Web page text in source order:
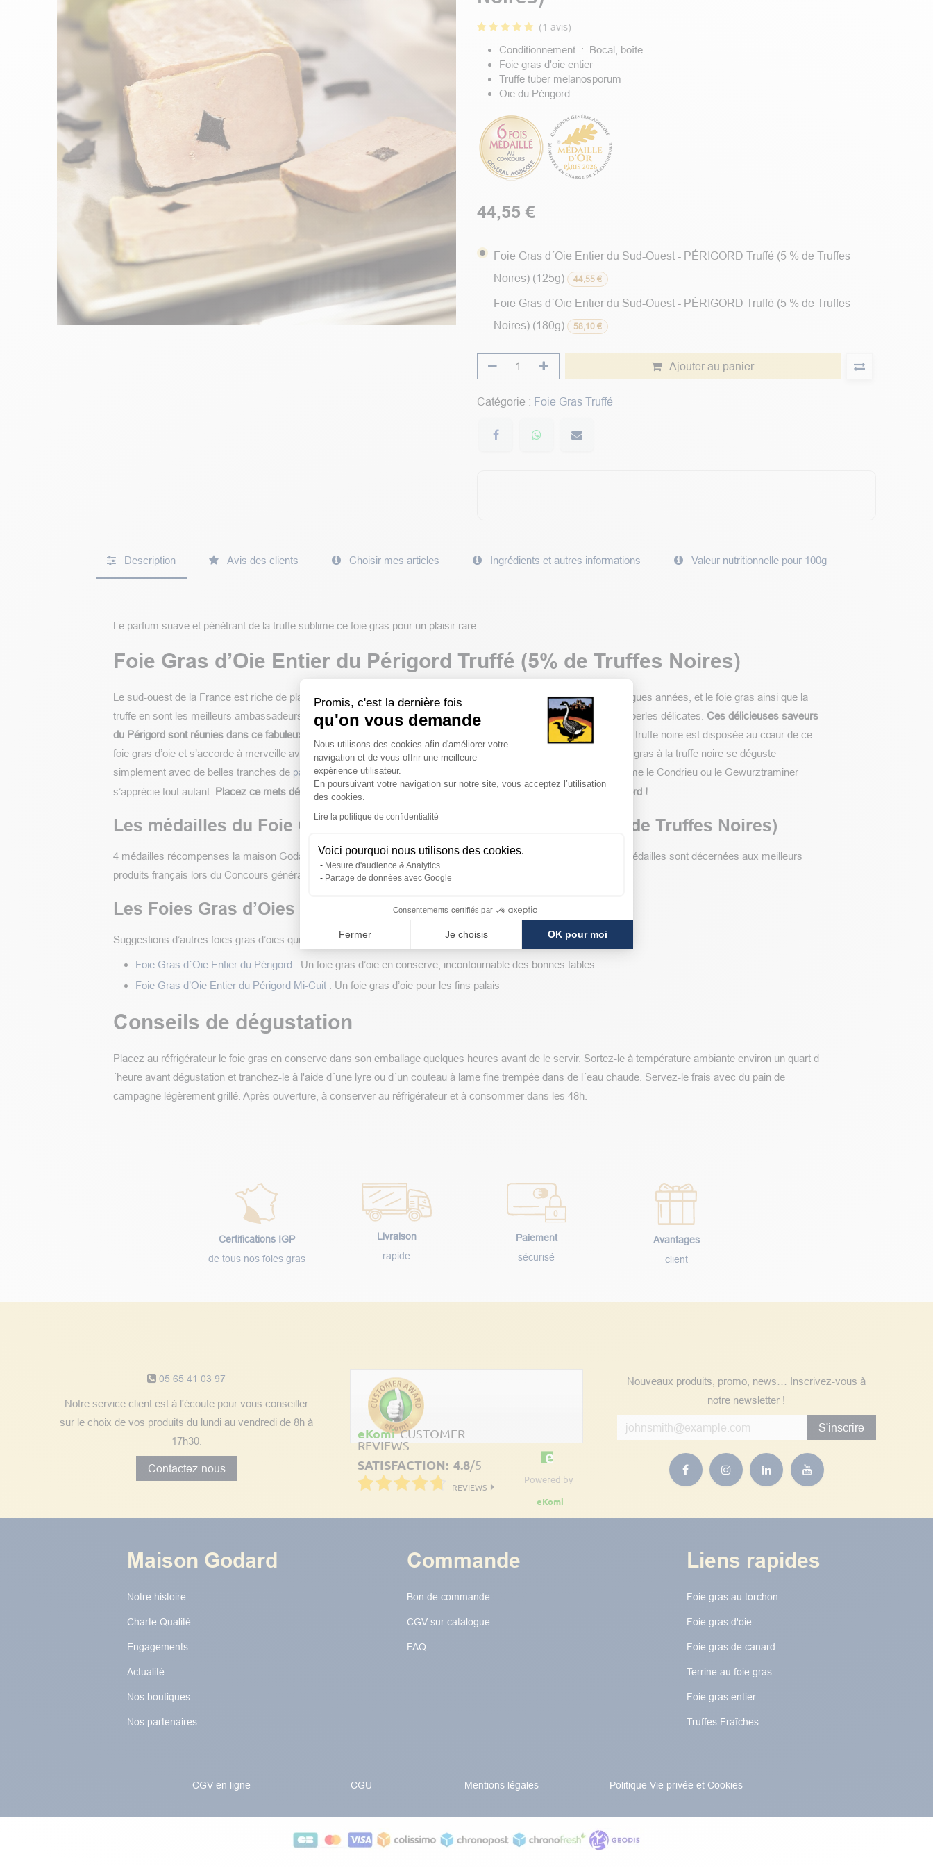
Promis, c'est la dernière fois
qu'on vous demande
Plateforme de Gestion du Consentement : Personnalisez vos Options
Nous utilisons des cookies afin d'améliorer votre
navigation et de vous offrir une meilleure
expérience utilisateur.
En poursuivant votre navigation sur notre site, vous acceptez l’utilisation
des cookies.
Lire la politique de confidentialité
Voici pourquoi nous utilisons des cookies.
Mesure d'audience & Analytics
Partage de données avec Google
Consentements certifiés par
Fermer Je choisis OK pour moi
Axeptio consent
(1 avis)
Conditionnement : Bocal, boîte
Foie gras d'oie entier
Truffe tuber melanosporum
Oie du Périgord
44,55 €
Foie Gras d´Oie Entier du Sud-Ouest - PÉRIGORD Truffé (5 % de Truffes
Noires) (125g)
44,55€
Foie Gras d´Oie Entier du Sud-Ouest - PÉRIGORD Truffé (5 % de Truffes
Noires) (180g)
58,10€
Ajouter au panier
Catégorie : Foie Gras Truffé
Description Avis des clients Choisir mes articles Ingrédients et autres informations Valeur nutritionnelle pour 100g
Le parfum suave et pénétrant de la truffe sublime ce foie gras pour un plaisir rare.
Foie Gras d’Oie Entier du Périgord Truffé (5% de Truffes Noires)
Le sud-ouest de la France est riche de plaisirs gastronomiques qui enchantent les plus fins gourmets depuis de longues années, et le foie gras ainsi que la
truffe en sont les meilleurs ambassadeurs. La maison Godard a créé un mets exceptionnel en associant ces deux perles délicates. Ces délicieuses saveurs
du Périgord sont réunies dans ce fabuleux foie gras
que nous vous invitons à découvrir lors de repas de famille ! La truffe noire est disposée au cœur de ce
foie gras d’oie et s’accorde à merveille avec sa texture et sa douceur. La truffe apporte un parfum inimitable. Le foie gras à la truffe noire se déguste
simplement avec de belles tranches de pain légèrement grillées et un éminent champagne. Un prestigieux
comme le Condrieu ou le Gewurztraminer
s’apprécie tout autant. Placez ce mets délicieux au cœur de votre table festive et laissez-vous séduire par le Périgord !
Les médailles du Foie Gras d’Oie Entier du Périgord truffé (5% de Truffes Noires)
4 médailles récompenses la maison Godard pour cet excellent foie gras dont une Médaille d’Argent en 2022. Les médailles sont décernées aux meilleurs
produits français lors du Concours général agricole du Salon de l’agriculture de Paris.
Les Foies Gras d’Oies médaillés
Suggestions d’autres foies gras d’oies qui ont été primés :
Foie Gras d´Oie Entier du Périgord: Un foie gras d’oie en conserve, incontournable des bonnes tables
Foie Gras d’Oie Entier du Périgord Mi-Cuit: Un foie gras d’oie pour les fins palais
Conseils de dégustation
Placez au réfrigérateur le foie gras en conserve dans son emballage quelques heures avant de le servir. Sortez-le à température ambiante environ un quart d
´heure avant dégustation et tranchez-le à l'aide d´une lyre ou d´un couteau à lame fine trempée dans de l´eau chaude. Servez-le frais avec du pain de
campagne légèrement grillé. Après ouverture, à conserver au réfrigérateur et à consommer dans les 48h.
Certifications IGP
de tous nos foies gras
Livraison
rapide
Paiement
sécurisé
Avantages
client
05 65 41 03 97
Notre service client est à l'écoute pour vous conseiller
sur le choix de vos produits du lundi au vendredi de 8h à
17h30.
Contactez-nous
eKomi CUSTOMER
REVIEWS
SATISFACTION: 4.8/5
REVIEWS
Powered by
eKomi
Nouveaux produits, promo, news… Inscrivez-vous à
notre newsletter !
S'inscrire
Maison Godard
Notre histoire
Charte Qualité
Engagements
Actualité
Nos boutiques
Nos partenaires
Commande
Bon de commande
CGV sur catalogue
FAQ
Liens rapides
Foie gras au torchon​​​​
Foie gras d'oie
Foie gras de canard
Terrine au foie gras
Foie gras entier
Truffes Fraîches
CGV en ligne CGU Mentions légales Politique Vie privée et Cookies